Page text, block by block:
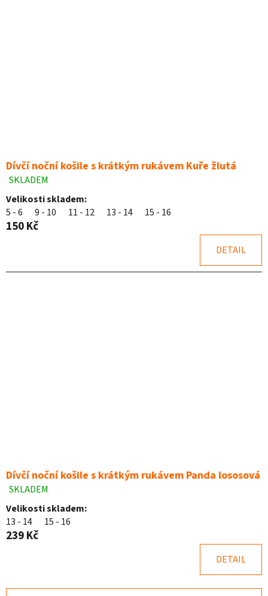
Dívčí noční košile s krátkým rukávem Kuře žlutá
Průměrné
hodnocení
produktu
je
5,0
hvězdiček.
SKLADEM
Velikosti skladem:
5 - 6
9 - 10 11 - 12 13 - 14 15 - 16
150 Kč
DETAIL
Dívčí noční košile s krátkým rukávem Panda lososová
Průměrné
hodnocení
produktu
je
4,4
SKLADEM
Velikosti skladem:
13 - 14
15 - 16
239 Kč
DETAIL